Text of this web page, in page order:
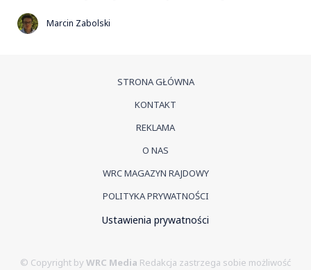
Marcin Zabolski
STRONA GŁÓWNA
KONTAKT
REKLAMA
O NAS
WRC MAGAZYN RAJDOWY
POLITYKA PRYWATNOŚCI
Ustawienia prywatności
© Copyright by WRC Media Redakcja zastrzega sobie możliwość